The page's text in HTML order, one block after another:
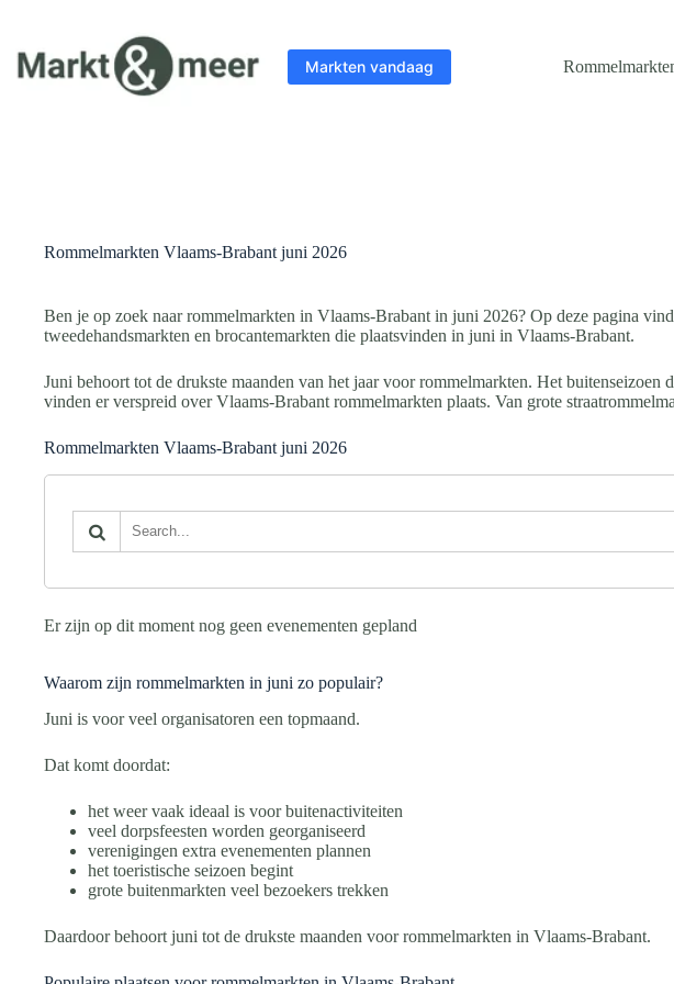
de
inhoud
Markten vandaag
Rommelmarkten Vlaams-Brabant juni 2026
Ben je op zoek naar rommelmarkten in Vlaams-Brabant in juni 2026? Op deze pagina
tweedehandsmarkten en brocantemarkten die plaatsvinden in juni in Vlaams-Brabant.
Juni behoort tot de drukste maanden van het jaar voor rommelmarkten. Het
vinden er verspreid over Vlaams-Brabant rommelmarkten plaats. Van grote
Rommelmarkten Vlaams-Brabant juni 2026
Er zijn op dit moment nog geen evenementen gepland
Waarom zijn rommelmarkten in juni zo populair?
Juni is voor veel organisatoren een topmaand.
Dat komt doordat:
het weer vaak ideaal is voor buitenactiviteiten
veel dorpsfeesten worden georganiseerd
verenigingen extra evenementen plannen
het toeristische seizoen begint
grote buitenmarkten veel bezoekers trekken
Daardoor behoort juni tot de drukste maanden voor rommelmarkten in Vlaams-Brabant.